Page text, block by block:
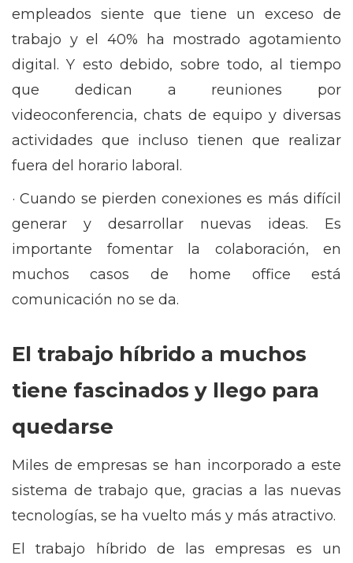
empleados siente que tiene un exceso de
trabajo y el 40% ha mostrado agotamiento
digital. Y esto debido, sobre todo, al tiempo
que dedican a reuniones por
videoconferencia, chats de equipo y diversas
actividades que incluso tienen que realizar
fuera del horario laboral.
· Cuando se pierden conexiones es más difícil
generar y desarrollar nuevas ideas. Es
importante fomentar la colaboración, en
muchos casos de home office está
comunicación no se da.
El trabajo híbrido a muchos
tiene fascinados y llego para
quedarse
Miles de empresas se han incorporado a este
sistema de trabajo que, gracias a las nuevas
tecnologías, se ha vuelto más y más atractivo.
El trabajo híbrido de las empresas es un